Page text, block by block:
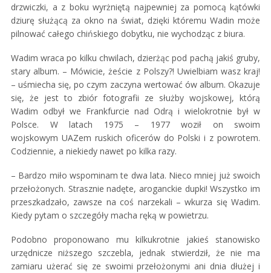
drzwiczki, a z boku wyrżniętą najpewniej za pomocą kątówki
dziurę służącą za okno na świat, dzięki któremu Wadin może
pilnować całego chińskiego dobytku, nie wychodząc z biura.
Wadim wraca po kilku chwilach, dzierżąc pod pachą jakiś gruby,
stary album. – Mówicie, żeście z Polszy?! Uwielbiam wasz kraj!
– uśmiecha się, po czym zaczyna wertować ów album. Okazuje
się, że jest to zbiór fotografii ze służby wojskowej, którą
Wadim odbył we Frankfurcie nad Odrą i wielokrotnie był w
Polsce. W latach 1975 – 1977 woził on swoim
wojskowym UAZem ruskich oficerów do Polski i z powrotem.
Codziennie, a niekiedy nawet po kilka razy.
– Bardzo miło wspominam te dwa lata. Nieco mniej już swoich
przełożonych. Strasznie nadęte, aroganckie dupki! Wszystko im
przeszkadzało, zawsze na coś narzekali – wkurza się Wadim.
Kiedy pytam o szczegóły macha ręką w powietrzu.
Podobno proponowano mu kilkukrotnie jakieś stanowisko
urzędnicze niższego szczebla, jednak stwierdził, że nie ma
zamiaru użerać się ze swoimi przełożonymi ani dnia dłużej i